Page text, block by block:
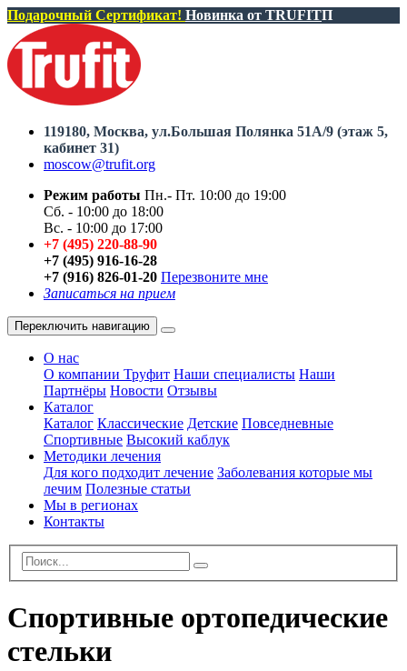
Подарочный Сертификат! Новинка от TRUFITП
119180, Москва, ул.Большая Полянка 51А/9 (этаж 5,
кабинет 31)
moscow@trufit.org
Режим работы Пн.- Пт. 10:00 до 19:00
Сб. - 10:00 до 18:00
Вс. - 10:00 до 17:00
+7 (495) 220-88-90
+7 (495) 916-16-28
+7 (916) 826-01-20 Перезвоните мне
Записаться на прием
Переключить навигацию
О нас
О компании Труфит Наши специалисты Наши
Партнёры Новости Отзывы
Каталог
Каталог Классические Детские Повседневные
Спортивные Высокий каблук
Методики лечения
Для кого подходит лечение Заболевания которые мы
лечим Полезные статьи
Мы в регионах
Контакты
Спортивные ортопедические
стельки